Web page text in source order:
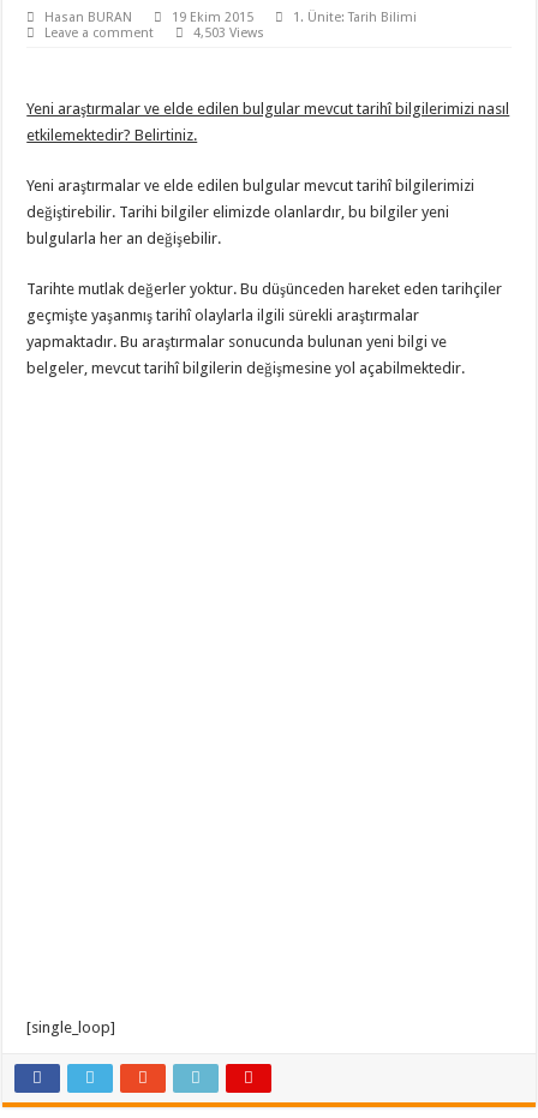
Hasan BURAN 19 Ekim 2015
1. Ünite: Tarih Bilimi
Leave a comment
4,503 Views
Yeni araştırmalar ve elde edilen bulgular mevcut tarihî bilgilerimizi nasıl
etkilemektedir? Belirtiniz.
Yeni araştırmalar ve elde edilen bulgular mevcut tarihî bilgilerimizi
değiştirebilir. Tarihi bilgiler elimizde olanlardır, bu bilgiler yeni
bulgularla her an değişebilir.
Tarihte mutlak değerler yoktur. Bu düşünceden hareket eden tarihçiler
geçmişte yaşanmış tarihî olaylarla ilgili sürekli araştırmalar
yapmaktadır. Bu araştırmalar sonucunda bulunan yeni bilgi ve
belgeler, mevcut tarihî bilgilerin değişmesine yol açabilmektedir.
[single_loop]